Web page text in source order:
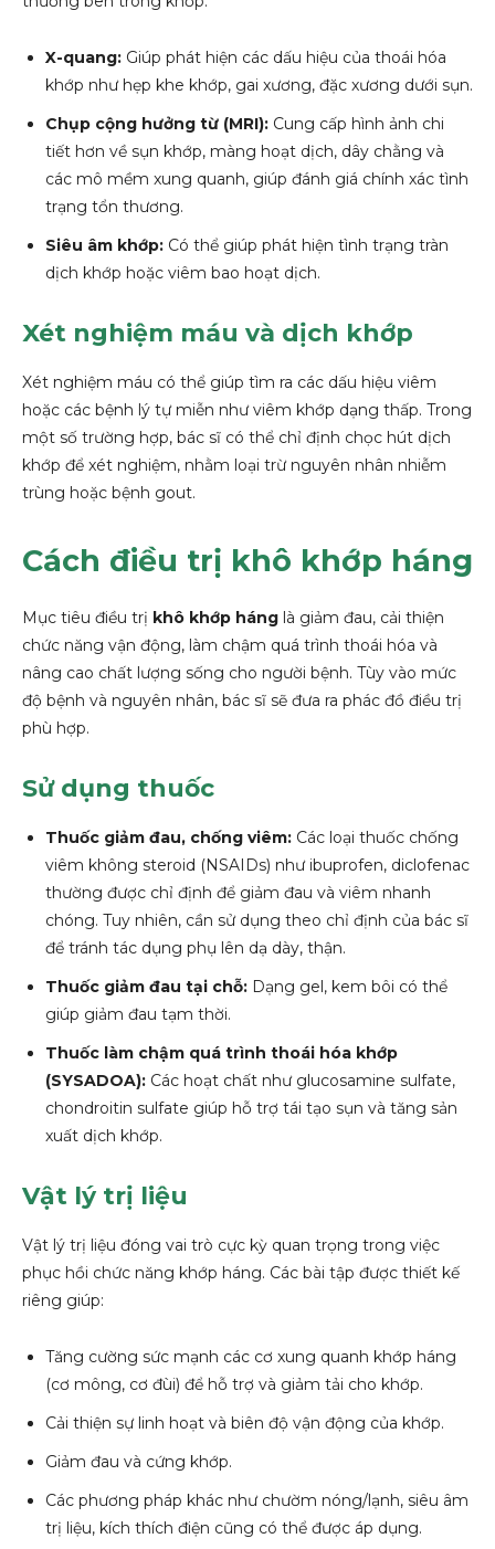
X-quang: Giúp phát hiện các dấu hiệu của thoái hóa
khớp như hẹp khe khớp, gai xương, đặc xương dưới sụn.
Chụp cộng hưởng từ (MRI): Cung cấp hình ảnh chi
tiết hơn về sụn khớp, màng hoạt dịch, dây chằng và
các mô mềm xung quanh, giúp đánh giá chính xác tình
trạng tổn thương.
Siêu âm khớp: Có thể giúp phát hiện tình trạng tràn
dịch khớp hoặc viêm bao hoạt dịch.
Xét nghiệm máu và dịch khớp
Xét nghiệm máu có thể giúp tìm ra các dấu hiệu viêm
hoặc các bệnh lý tự miễn như viêm khớp dạng thấp. Trong
một số trường hợp, bác sĩ có thể chỉ định chọc hút dịch
khớp để xét nghiệm, nhằm loại trừ nguyên nhân nhiễm
trùng hoặc bệnh gout.
Cách điều trị khô khớp háng
Mục tiêu điều trị khô khớp háng là giảm đau, cải thiện
chức năng vận động, làm chậm quá trình thoái hóa và
nâng cao chất lượng sống cho người bệnh. Tùy vào mức
độ bệnh và nguyên nhân, bác sĩ sẽ đưa ra phác đồ điều trị
phù hợp.
Sử dụng thuốc
Thuốc giảm đau, chống viêm: Các loại thuốc chống
viêm không steroid (NSAIDs) như ibuprofen, diclofenac
thường được chỉ định để giảm đau và viêm nhanh
chóng. Tuy nhiên, cần sử dụng theo chỉ định của bác sĩ
để tránh tác dụng phụ lên dạ dày, thận.
Thuốc giảm đau tại chỗ: Dạng gel, kem bôi có thể
giúp giảm đau tạm thời.
Thuốc làm chậm quá trình thoái hóa khớp
(SYSADOA): Các hoạt chất như glucosamine sulfate,
chondroitin sulfate giúp hỗ trợ tái tạo sụn và tăng sản
xuất dịch khớp.
Vật lý trị liệu
Vật lý trị liệu đóng vai trò cực kỳ quan trọng trong việc
phục hồi chức năng khớp háng. Các bài tập được thiết kế
riêng giúp:
Tăng cường sức mạnh các cơ xung quanh khớp háng
(cơ mông, cơ đùi) để hỗ trợ và giảm tải cho khớp.
Cải thiện sự linh hoạt và biên độ vận động của khớp.
Giảm đau và cứng khớp.
Các phương pháp khác như chườm nóng/lạnh, siêu âm
trị liệu, kích thích điện cũng có thể được áp dụng.